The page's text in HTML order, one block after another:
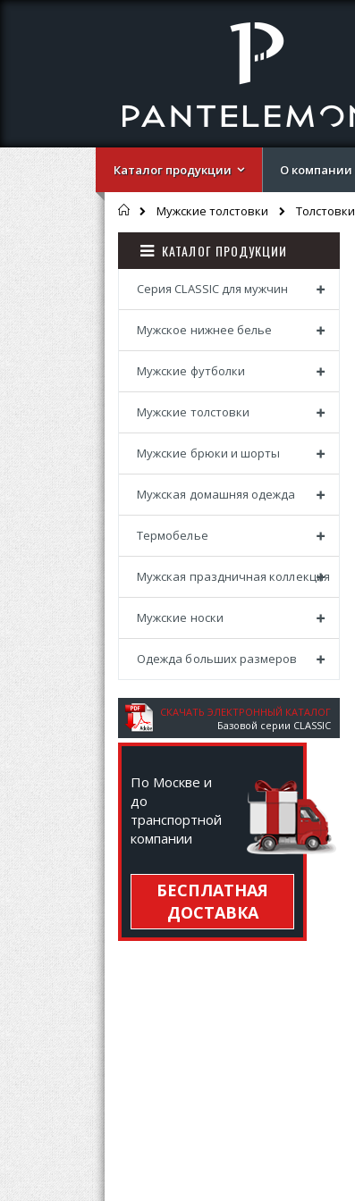
Каталог продукции О компании
Главная
Мужские толстовки Толстовки
КАТАЛОГ ПРОДУКЦИИ
Серия CLASSIC для мужчин
Мужское нижнее белье
Мужские футболки
Мужские толстовки
Мужские брюки и шорты
Мужская домашняя одежда
Термобелье
Мужская праздничная коллекция
Мужские носки
Одежда больших размеров
СКАЧАТЬ ЭЛЕКТРОННЫЙ КАТАЛОГ
Базовой серии CLASSIC
По Москве и
до
транспортной
компании
БЕСПЛАТНАЯ
ДОСТАВКА